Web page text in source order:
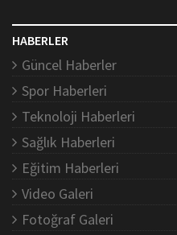
HABERLER
Güncel Haberler
Spor Haberleri
Teknoloji Haberleri
Sağlık Haberleri
Eğitim Haberleri
Video Galeri
Fotoğraf Galeri